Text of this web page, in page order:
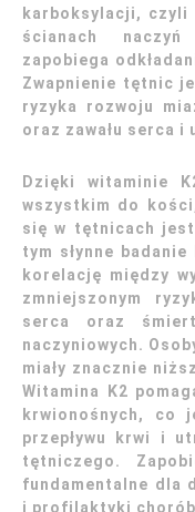
karboksylacji, czyli
ścianach
zapobiega
Zwapnienie tętnic
ryzyka rozwoju
oraz zawału serca i
Dzięki witaminie
wszystkim do
się w tętnicach jest
tym słynne
korelację między
zmniejszonym
serca oraz
naczyniowych.
miały znacznie
Witamina K2
krwionośnych, co
przepływu krwi i
tętniczego.
fundamentalne dla
i profilaktyki